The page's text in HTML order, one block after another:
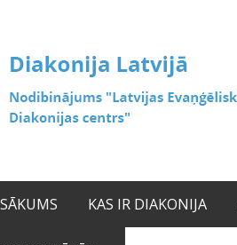
SĀKUMS KAS IR DIAKONIJA